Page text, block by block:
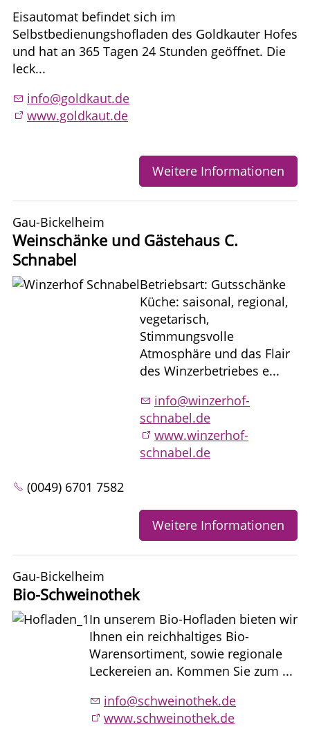
Eisautomat befindet sich im
Selbstbedienungshofladen des Goldkauter Hofes
und hat an 365 Tagen 24 Stunden geöffnet. Die
leck...
info@goldkaut.de
www.goldkaut.de
Weitere Informationen
Gau-Bickelheim
Weinschänke und Gästehaus C.
Schnabel
Betriebsart: Gutsschänke
Küche: saisonal, regional,
vegetarisch,
Stimmungsvolle
Atmosphäre und das Flair
des Winzerbetriebes e...
info@winzerhof-
schnabel.de
www.winzerhof-
schnabel.de
(0049) 6701 7582
Weitere Informationen
Gau-Bickelheim
Bio-Schweinothek
In unserem Bio-Hofladen bieten wir
Ihnen ein reichhaltiges Bio-
Warensortiment, sowie regionale
Leckereien an. Kommen Sie zum ...
info@schweinothek.de
www.schweinothek.de